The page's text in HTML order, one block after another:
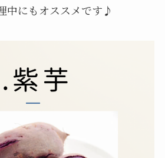
中にもオススメです♪